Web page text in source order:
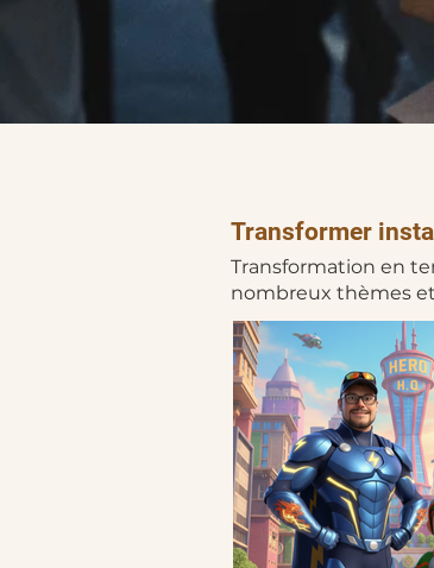
Transformer
Transformation en
nombreux thèmes